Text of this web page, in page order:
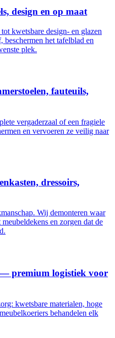
design en op maat
kwetsbare design- en glazen
het tafelblad en
plek.
fauteuils,
vergaderzaal of een fragiele
en vervoeren ze veilig naar
dressoirs,
Wij demonteren waar
en zorgen dat de
— premium logistiek voor
kwetsbare materialen, hoge
behandelen elk